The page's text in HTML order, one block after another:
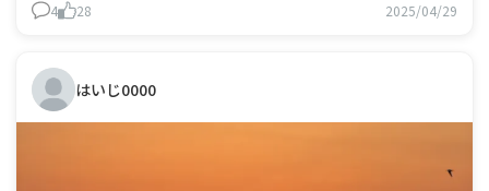
4 28 2025/04/29
はいじ0000